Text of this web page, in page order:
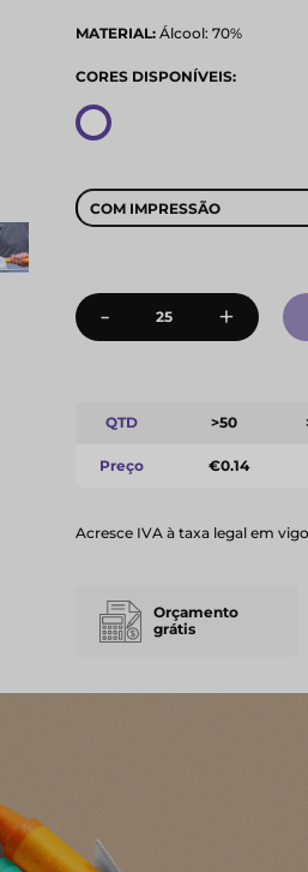
MATERIAL:Álcool: 70%
CORES DISPONÍVEIS:
COM IMPRESSÃO
- +
QTD >50
Preço €0.14
Acresce IVA à taxa legal em
Orçamento
grátis